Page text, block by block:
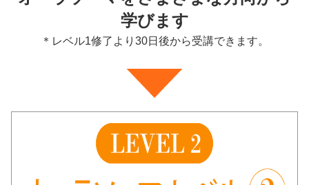
学びます
＊レベル1修了より30日後から受講できます。